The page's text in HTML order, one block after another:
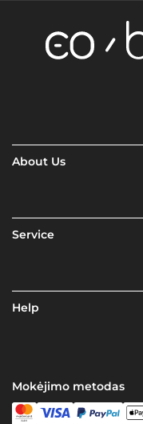
About Us
Service
Help
Mokėjimo metodas